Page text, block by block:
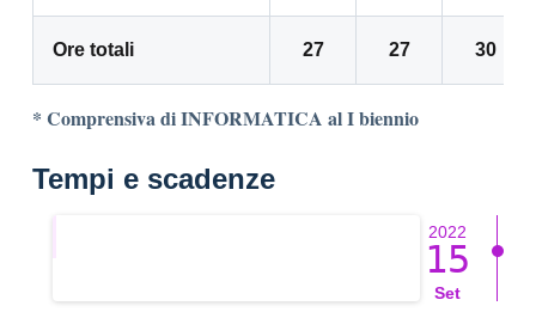
Ore totali 27 27 30
* Comprensiva di INFORMATICA al I biennio
Tempi e scadenze
2022
15
Set